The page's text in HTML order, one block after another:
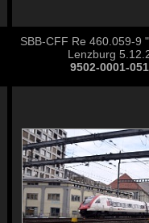
SBB-CFF Re 460.059-9
Lenzburg
9502-0001-